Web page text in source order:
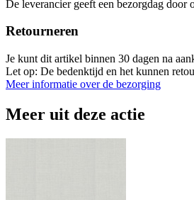
De leverancier geeft een bezorgdag door
Retourneren
Je kunt dit artikel binnen 30 dagen na
Let op: De bedenktijd en het kunnen
Meer informatie over de bezorging
Meer uit deze actie